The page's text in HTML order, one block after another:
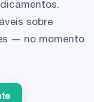
sobre
— no momento